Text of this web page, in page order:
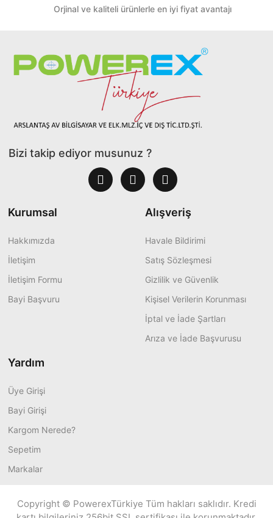
Orjinal ve kaliteli ürünlerle en iyi fiyat avantajı
Bizi takip ediyor musunuz ?
Kurumsal
Hakkımızda
İletişim
İletişim Formu
Bayi Başvuru
Alışveriş
Havale Bildirimi
Satış Sözleşmesi
Gizlilik ve Güvenlik
Kişisel Verilerin Korunması
İptal ve İade Şartları
Arıza ve İade Başvurusu
Yardım
Üye Girişi
Bayi Girişi
Kargom Nerede?
Sepetim
Markalar
Copyright © PowerexTürkiye Tüm hakları saklıdır. Kredi